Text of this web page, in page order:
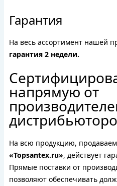
Гарантия
На весь ассортимент нашей
гарантия 2 недели.
напрямую от
На всю продукцию,
«Topsantex.ru», действует
Прямые поставки от
позволяют обеспечивать